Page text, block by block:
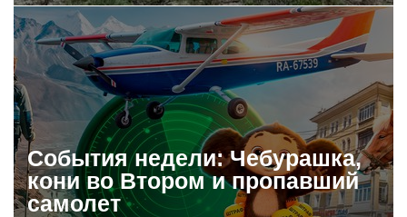
События недели: Чебурашка,
кони во Втором и пропавший
самолет